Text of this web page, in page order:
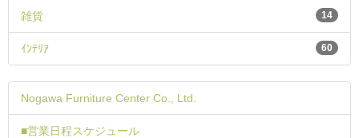
14
雑貨
60
ｲﾝﾃﾘｱ
Nogawa Furniture Center Co., Ltd.
■営業日程スケジュール